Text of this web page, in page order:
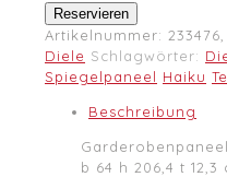
war:
3.434,00 €
Garderoben
&
Spiegelpaneel
HAIKU
Menge
Reservieren
Artikelnummer:
Diele Schlagwörter:
Spiegelpaneel Haiku
Beschreibung
b 64 h 206,4 t 12,3